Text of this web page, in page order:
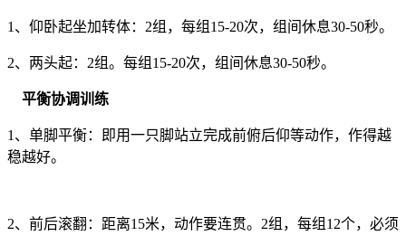
1、仰卧起坐加转体：2组，每组15-20次，组间休息30-50秒。
2、两头起：2组。每组15-20次，组间休息30-50秒。
平衡协调训练
1、单脚平衡：即用一只脚站立完成前俯后仰等动作，作得越
稳越好。
2、前后滚翻：距离15米，动作要连贯。2组，每组12个，必须